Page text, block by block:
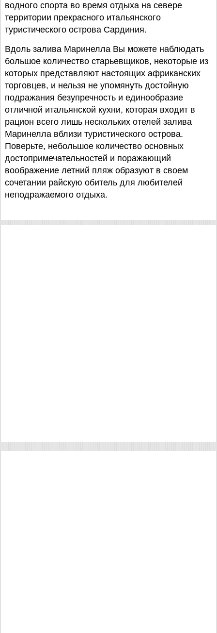
водного спорта во время отдыха на севере
территории прекрасного итальянского
туристического острова Сардиния.
Вдоль залива Маринелла Вы можете наблюдать
большое количество старьевщиков, некоторые из
которых представляют настоящих африканских
торговцев, и нельзя не упомянуть достойную
подражания безупречность и единообразие
отличной итальянской кухни, которая входит в
рацион всего лишь нескольких отелей залива
Маринелла вблизи туристического острова.
Поверьте, небольшое количество основных
достопримечательностей и поражающий
воображение летний пляж образуют в своем
сочетании райскую обитель для любителей
неподражаемого отдыха.